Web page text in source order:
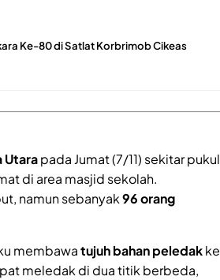
Ke-80 di Satlat Korbrimob Cikeas
Utarapada Jumat (7/11) sekitar pukul
di area masjid sekolah.
namun sebanyak96 orang
membawatujuh bahan peledakke
meledak di dua titik berbeda,